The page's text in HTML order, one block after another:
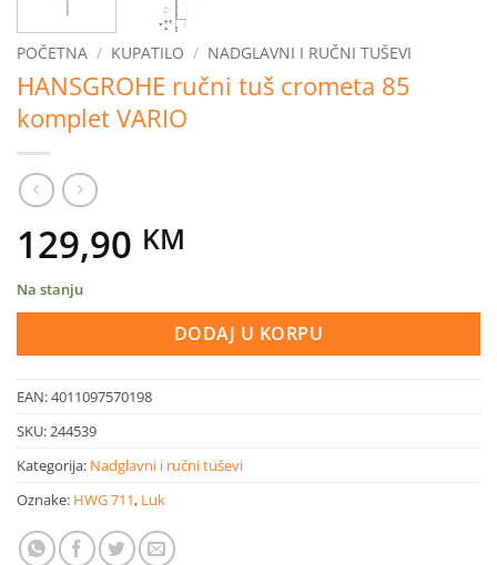
POČETNA / KUPATILO / NADGLAVNI I RUČNI TUŠEVI
HANSGROHE ručni tuš crometa 85
komplet VARIO
129,90 KM
Na stanju
DODAJ U KORPU
EAN:4011097570198
SKU:244539
Kategorija: Nadglavni i ručni tuševi
Oznake: HWG 711, Luk